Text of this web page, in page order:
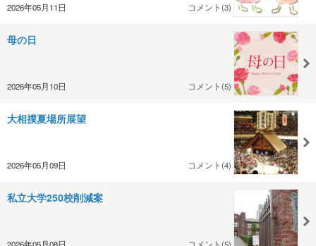
2026年05月11日 コメント(3)
母の日
2026年05月10日 コメント(5)
大相撲夏場所展望
2026年05月09日 コメント(4)
私立大学250校削減案
2026年05月08日 コメント(5)